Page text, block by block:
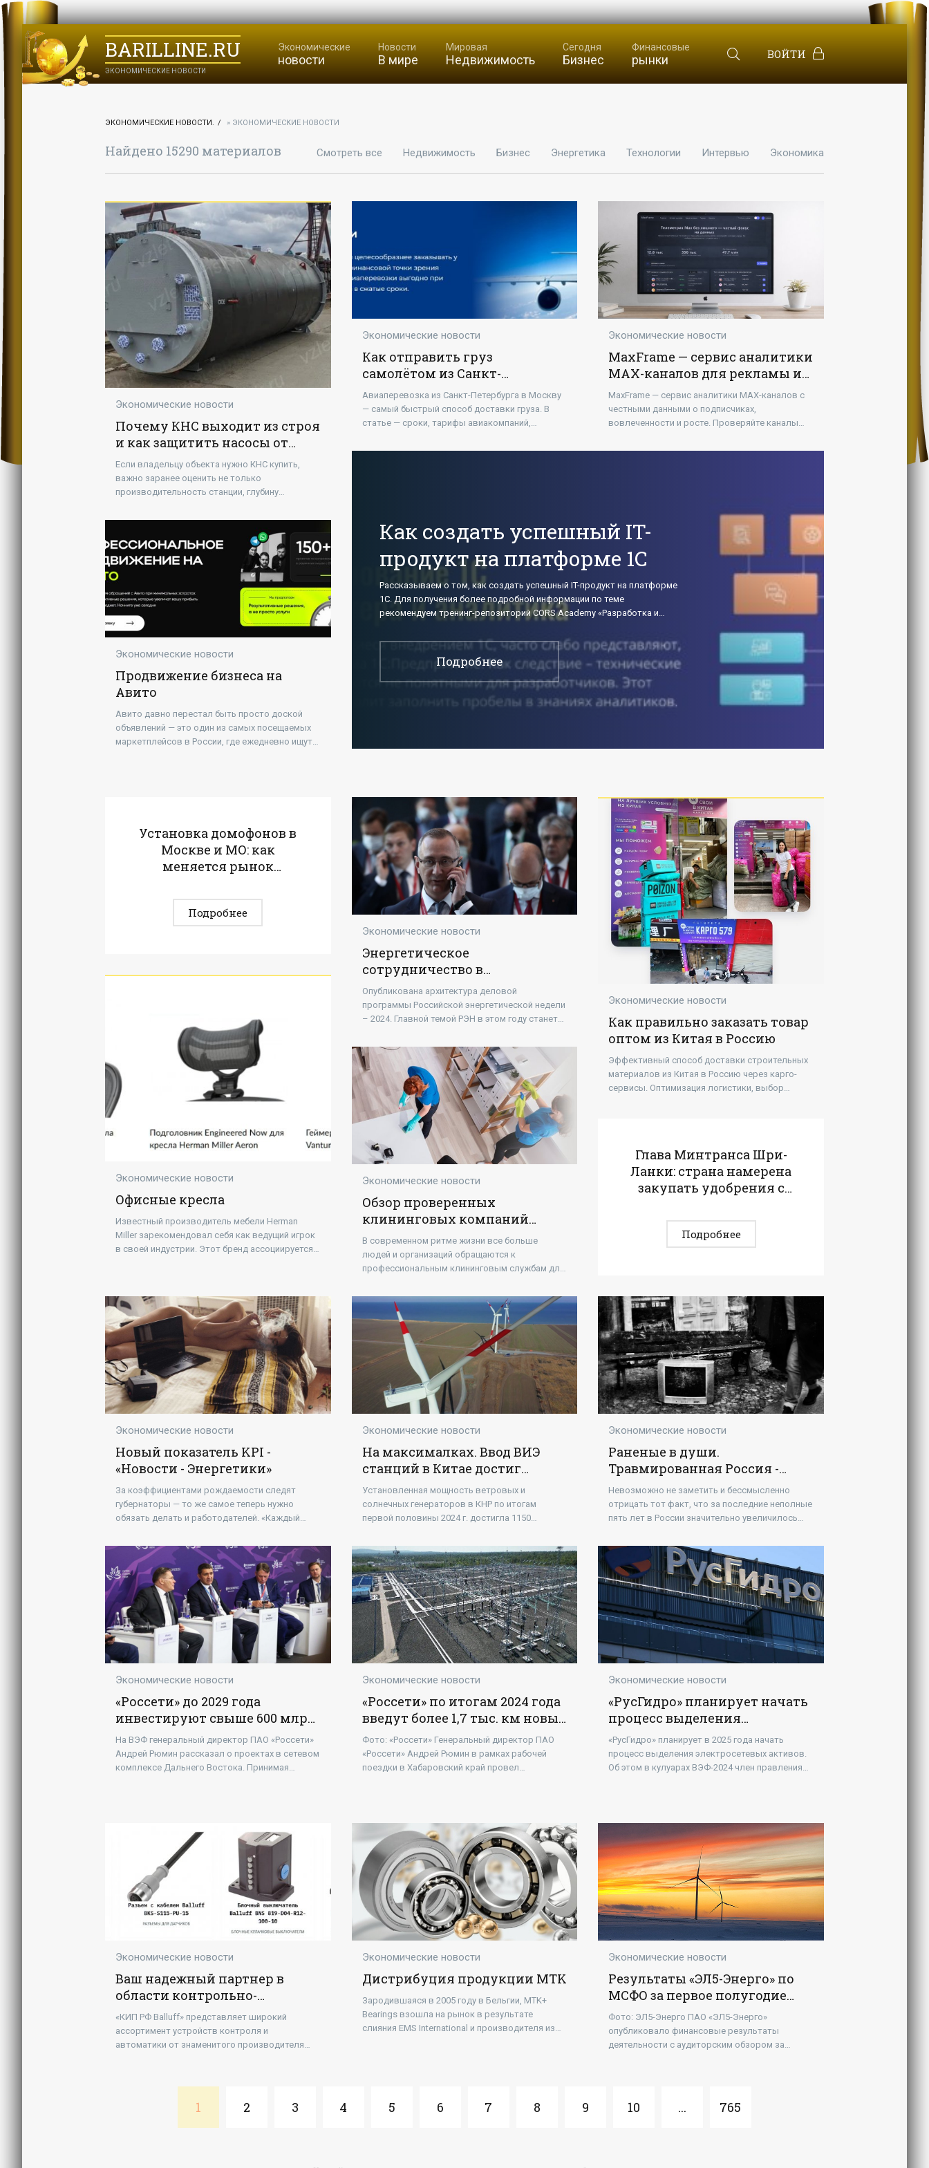
BARILLINE.RU
ЭКОНОМИЧЕСКИЕ НОВОСТИ
Экономические
новости
Новости
В мире
Мировая
Недвижимость
Сегодня
Бизнес
Финансовые
рынки ВОЙТИ
ЭКОНОМИЧЕСКИЕ НОВОСТИ. » ЭКОНОМИЧЕСКИЕ НОВОСТИ
Найдено 15290 материалов Смотреть все Недвижимость Бизнес Энергетика Технологии Интервью Экономика
Экономические новости
Почему КНС выходит из строя
и как защитить насосы от
засорения
Если владельцу объекта нужно КНС купить,
важно заранее оценить не только
производительность станции, глубину
состав сточных вод. Именно от этого часто
Экономические новости
Как отправить груз
самолётом из Санкт-
Петербурга в Москву: сроки и
тарифы
Авиаперевозка из Санкт-Петербурга в Москву
— самый быстрый способ доставки груза. В
статье — сроки, тарифы авиакомпаний,
Пулково.
Экономические новости
MaxFrame — сервис аналитики
MAX-каналов для рекламы и
роста
MaxFrame — сервис аналитики MAX-каналов с
честными данными о подписчиках,
вовлеченности и росте. Проверяйте каналы
площадки и принимайте решения на основе
Как создать успешный IT-
продукт на платформе 1С
Рассказываем о том, как создать успешный IT-продукт на платформе
1С. Для получения более подробной информации по теме
рекомендуем тренинг-репозиторий CORS Academy «Разработка и
Подробнее
Экономические новости
Продвижение бизнеса на
Авито
Авито давно перестал быть просто доской
объявлений — это один из самых посещаемых
маркетплейсов в России, где ежедневно ищут
Установка домофонов в
Москве и МО: как
меняется рынок
роста спроса
Подробнее
Экономические новости
Энергетическое
сотрудничество в
многополярном мире -
«Новости - Энергетики»
Опубликована архитектура деловой
программы Российской энергетической недели
– 2024. Главной темой РЭН в этом году станет
многополярном мире». В...
Экономические новости
Как правильно заказать товар
оптом из Китая в Россию
Эффективный способ доставки строительных
материалов из Китая в Россию через карго-
сервисы. Оптимизация логистики, выбор
Экономические новости
Офисные кресла
Известный производитель мебели Herman
Miller зарекомендовал себя как ведущий игрок
в своей индустрии. Этот бренд ассоциируется с
Экономические новости
Обзор проверенных
клининговых компаний
Краснодара
В современном ритме жизни все больше
людей и организаций обращаются к
профессиональным клининговым службам для
Глава Минтранса Шри-
Ланки: страна намерена
закупать удобрения с
- «Бизнес»
Подробнее
Экономические новости
Новый показатель KPI -
«Новости - Энергетики»
За коэффициентами рождаемости следят
губернаторы — то же самое теперь нужно
обязать делать и работодателей. «Каждый
посмотреть: а какой у вас коэффициент...
Экономические новости
На максималках. Ввод ВИЭ
станций в Китае достиг
нового максимума - «Новости
- Энергетики»
Установленная мощность ветровых и
солнечных генераторов в КНР по итогам
первой половины 2024 г. достигла 1150
аналогичный показатель для угольных
Экономические новости
Раненые в души.
Травмированная Россия -
«Новости - Энергетики»
Невозможно не заметить и бессмысленно
отрицать тот факт, что за последние неполные
пять лет в России значительно увеличилось
знаю статистики, но масштаб
Экономические новости
«Россети» до 2029 года
инвестируют свыше 600 млрд
рублей в развитие
инфраструктуры Дальнего
Востока - «Новости -
На ВЭФ генеральный директор ПАО «Россети»
Андрей Рюмин рассказал о проектах в сетевом
комплексе Дальнего Востока. Принимая
Экономические новости
«Россети» по итогам 2024 года
введут более 1,7 тыс. км новых
ЛЭП по второму этапу
развития Восточного
полигона - «Новости -
Фото: «Россети» Генеральный директор ПАО
«Россети» Андрей Рюмин в рамках рабочей
поездки в Хабаровский край провел
Экономические новости
«РусГидро» планирует начать
процесс выделения
электросетевых активов -
«Новости - Энергетики»
«РусГидро» планирует в 2025 года начать
процесс выделения электросетевых активов.
Об этом в кулуарах ВЭФ-2024 член правления
Экономические новости
Ваш надежный партнер в
области контрольно-
измерительной техники
«КИП РФ Balluff» представляет широкий
ассортимент устройств контроля и
автоматики от знаменитого производителя
Экономические новости
Дистрибуция продукции MTK
Зародившаяся в 2005 году в Бельгии, MTK+
Bearings взошла на рынок в результате
слияния EMS International и производителя из
Экономические новости
Результаты «ЭЛ5-Энерго» по
МСФО за первое полугодие
2024 года - «Новости -
Энергетики»
Фото: ЭЛ5-Энерго ПАО «ЭЛ5-Энерго»
опубликовало финансовые результаты
деятельности с аудиторским обзором за
1 2 3 4 5 6 7 8 9 10 ... 765